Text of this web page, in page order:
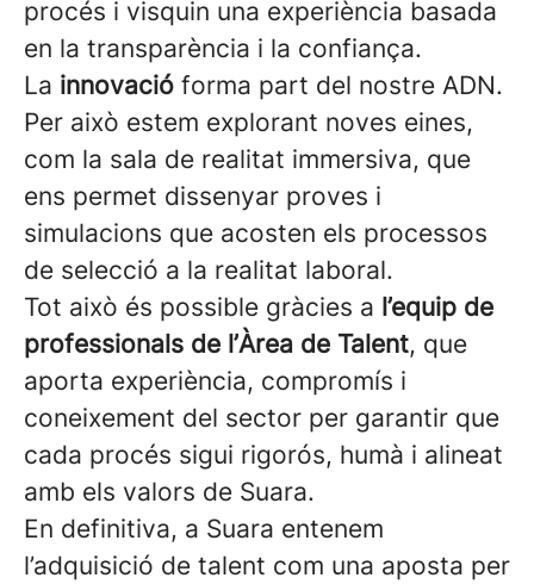
procés i visquin una experiència basada
en la transparència i la confiança.
La innovació forma part del nostre ADN.
Per això estem explorant noves eines,
com la sala de realitat immersiva, que
ens permet dissenyar proves i
simulacions que acosten els processos
de selecció a la realitat laboral.
Tot això és possible gràcies a l’equip de
professionals de l’Àrea de Talent, que
aporta experiència, compromís i
coneixement del sector per garantir que
cada procés sigui rigorós, humà i alineat
amb els valors de Suara.
En definitiva, a Suara entenem
l’adquisició de talent com una aposta per